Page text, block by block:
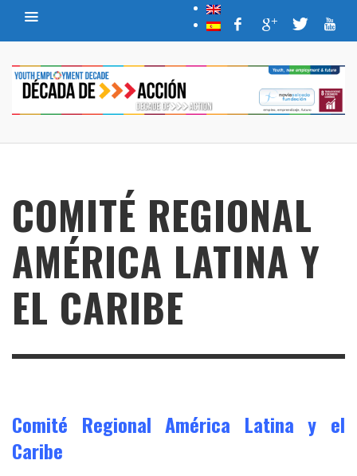
COMITÉ REGIONAL
AMÉRICA LATINA Y
EL CARIBE
Comité Regional América Latina y el
Caribe